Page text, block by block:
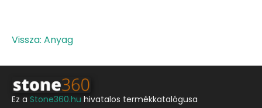
Vissza: Anyag
Ez a Stone360.hu hivatalos termékkatalógusa